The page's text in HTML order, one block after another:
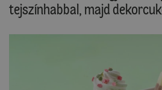
tejszínhabbal, majd